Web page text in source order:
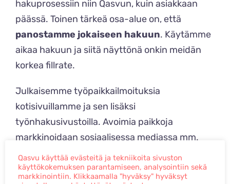
hakuprosessiin niin Qasvun, kuin asiakkaan
päässä. Toinen tärkeä osa-alue on, että
panostamme jokaiseen hakuun. Käytämme
aikaa hakuun ja siitä näyttönä onkin meidän
korkea fillrate.
Julkaisemme työpaikkailmoituksia
kotisivuillamme ja sen lisäksi
työnhakusivustoilla. Avoimia paikkoja
markkinoidaan sosiaalisessa mediassa mm.
Facebookissa, Instagramissa ja LinkedInissä.
Teemme myös suorakontaktointia
Qasvu käyttää evästeitä ja tekniikoita sivuston
käyttökokemuksen parantamiseen, analysointiin sekä
markkinointiin. Klikkaamalla "hyväksy" hyväksyt